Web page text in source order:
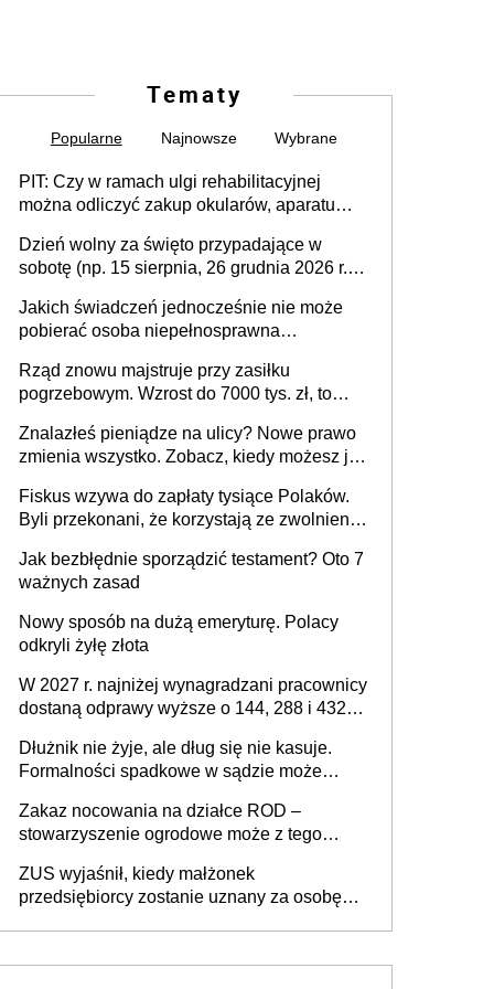
Tematy
Popularne Najnowsze Wybrane
PIT: Czy w ramach ulgi rehabilitacyjnej
można odliczyć zakup okularów, aparatu
Dzień wolny za święto przypadające w
sobotę (np. 15 sierpnia, 26 grudnia 2026 r.) –
pracodawcy (sektor prywatny i administracja
publiczna), najczęstsze pytania
Jakich świadczeń jednocześnie nie może
pobierać osoba niepełnosprawna
Rząd znowu majstruje przy zasiłku
pogrzebowym. Wzrost do 7000 tys. zł, to
Znalazłeś pieniądze na ulicy? Nowe prawo
zmienia wszystko. Zobacz, kiedy możesz je
Fiskus wzywa do zapłaty tysiące Polaków.
Byli przekonani, że korzystają ze zwolnienia
Jak bezbłędnie sporządzić testament? Oto 7
ważnych zasad
Nowy sposób na dużą emeryturę. Polacy
odkryli żyłę złota
W 2027 r. najniżej wynagradzani pracownicy
dostaną odprawy wyższe o 144, 288 i 432
Dłużnik nie żyje, ale dług się nie kasuje.
Formalności spadkowe w sądzie może
zmarłego
Zakaz nocowania na działce ROD –
stowarzyszenie ogrodowe może z tego
działki (wypowiedzieć dzierżawę)?
ZUS wyjaśnił, kiedy małżonek
przedsiębiorcy zostanie uznany za osobę